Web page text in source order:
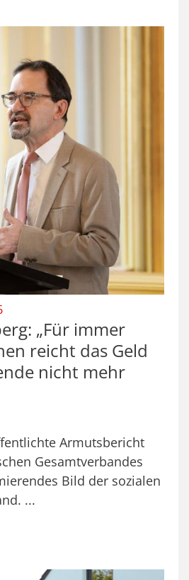
:
„Für immer
reicht das Geld
nicht mehr
Armutsbericht
Gesamtverbandes
Bild der sozialen
...